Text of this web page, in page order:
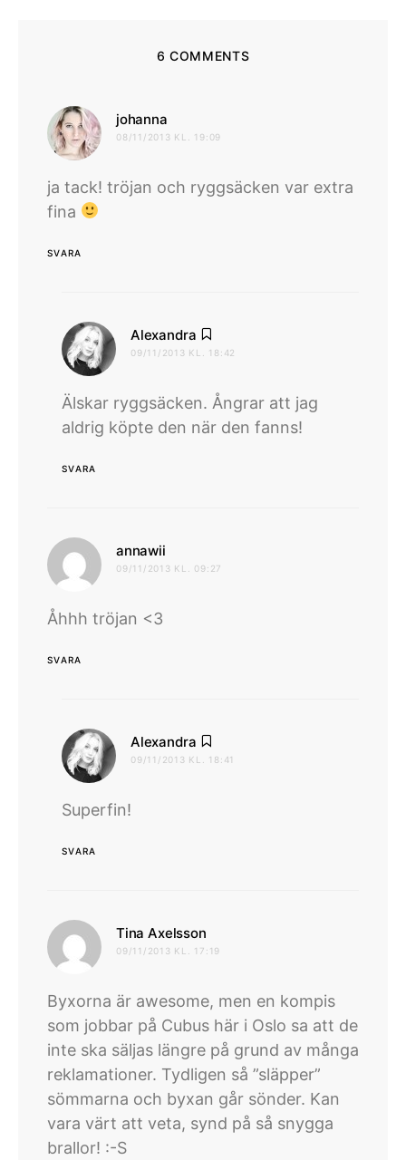
6 COMMENTS
johanna
08/11/2013 KL. 19:09
ja tack! tröjan och ryggsäcken var extra
fina
SVARA
Alexandra
09/11/2013 KL. 18:42
Älskar ryggsäcken. Ångrar att jag
aldrig köpte den när den fanns!
SVARA
annawii
09/11/2013 KL. 09:27
Åhhh tröjan <3
SVARA
Alexandra
09/11/2013 KL. 18:41
Superfin!
SVARA
Tina Axelsson
09/11/2013 KL. 17:19
Byxorna är awesome, men en kompis
som jobbar på Cubus här i Oslo sa att de
inte ska säljas längre på grund av många
reklamationer. Tydligen så ”släpper”
sömmarna och byxan går sönder. Kan
vara värt att veta, synd på så snygga
brallor! :-S